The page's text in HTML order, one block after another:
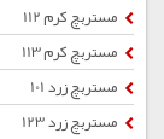
مستربچ کرم 112
مستربچ کرم 113
مستربچ زرد 101
مستربچ زرد 123